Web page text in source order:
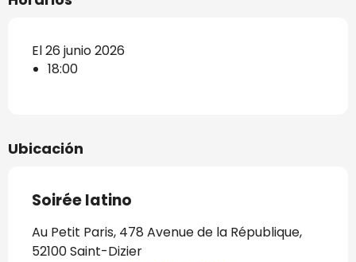
El 26 junio 2026
18:00
Ubicación
Soirée latino
Au Petit Paris, 478 Avenue de la République,
52100 Saint-Dizier